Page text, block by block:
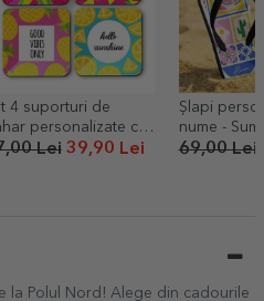
4 suporturi de
personalizate cu
- Summer
Lei39,90 Lei
Șlapi
nume -
69,00 Lei
la Polul Nord! Alege din cadourile